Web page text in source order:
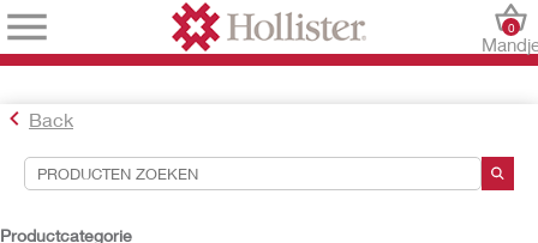
0
Back
Productcategorie
Hulpmiddelen voor zoekopdrachten
Uw selecties: